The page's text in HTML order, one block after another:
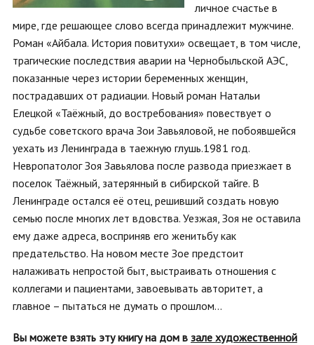
личное счастье в
мире, где решающее слово всегда принадлежит мужчине.
Роман «Айбала. История повитухи» освещает, в том числе,
трагические последствия аварии на Чернобыльской АЭС,
показанные через истории беременных женщин,
пострадавших от радиации. Новый роман Натальи
Елецкой «Таёжный, до востребования» повествует о
судьбе советского врача Зои Завьяловой, не побоявшейся
уехать из Ленинграда в таежную глушь.1981 год.
Невропатолог Зоя Завьялова после развода приезжает в
поселок Таёжный, затерянный в сибирской тайге. В
Ленинграде остался её отец, решивший создать новую
семью после многих лет вдовства. Уезжая, Зоя не оставила
ему даже адреса, восприняв его женитьбу как
предательство. На новом месте Зое предстоит
налаживать непростой быт, выстраивать отношения с
коллегами и пациентами, завоевывать авторитет, а
главное – пытаться не думать о прошлом…
Вы можете взять эту книгу на дом в зале художественной